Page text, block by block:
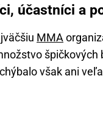
účastníci a
MMA
však ani